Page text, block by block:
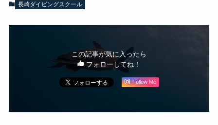
長崎ダイビングスクール
この記事が気に入ったら
フォローしてね！
Follow Me